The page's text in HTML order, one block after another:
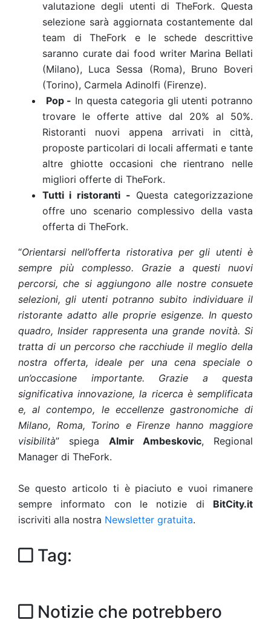
valutazione degli utenti di TheFork. Questa
selezione sarà aggiornata costantemente dal
team di TheFork e le schede descrittive
saranno curate dai food writer Marina Bellati
(Milano), Luca Sessa (Roma), Bruno Boveri
(Torino), Carmela Adinolfi (Firenze).
Pop - In questa categoria gli utenti potranno
trovare le offerte attive dal 20% al 50%.
Ristoranti nuovi appena arrivati in città,
proposte particolari di locali affermati e tante
altre ghiotte occasioni che rientrano nelle
migliori offerte di TheFork.
Tutti i ristoranti - Questa categorizzazione
offre uno scenario complessivo della vasta
offerta di TheFork.
“Orientarsi nell’offerta ristorativa per gli utenti è
sempre più complesso. Grazie a questi nuovi
percorsi, che si aggiungono alle nostre consuete
selezioni, gli utenti potranno subito individuare il
ristorante adatto alle proprie esigenze. In questo
quadro, Insider rappresenta una grande novità. Si
tratta di un percorso che racchiude il meglio della
nostra offerta,
ideale per una cena speciale o
un’occasione importante. Grazie a questa
significativa innovazione, la ricerca è semplificata
e, al contempo, le eccellenze gastronomiche di
Milano, Roma, Torino e Firenze hanno maggiore
visibilità” spiega Almir Ambeskovic, Regional
Manager di TheFork.
Se questo articolo ti è piaciuto e vuoi rimanere
sempre informato con le notizie di BitCity.it
iscriviti alla nostra Newsletter gratuita.
Tag:
Notizie che potrebbero